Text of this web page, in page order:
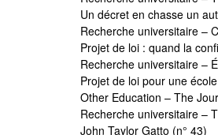
Un décret en chasse un
Recherche universitaire –
Projet de loi : quand la
Recherche universitaire –
Projet de loi pour une
Other Education – The
Recherche universitaire –
John Taylor Gatto (n° 43)